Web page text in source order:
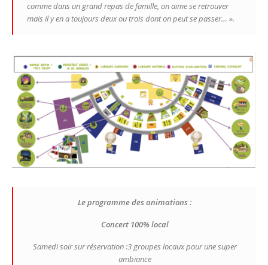
comme dans un grand repas de famille, on aime se retrouver
mais il y en a toujours deux ou trois dont on peut se passer… ».
Le programme des animations :
Concert 100% local
Samedi soir sur réservation :3 groupes locaux pour une super
ambiance